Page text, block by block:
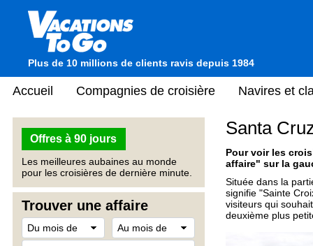
Plus de 10 millions de clients ravis depuis 1984
Accueil Compagnies de croisière Navires et
Offres à 90 jours
Les meilleures aubaines au monde
pour les croisières de dernière minute.
Trouver une affaire
Santa
Pour voir les
affaire" sur la
Située dans la
signifie "Sainte
visiteurs qui
deuxième plus